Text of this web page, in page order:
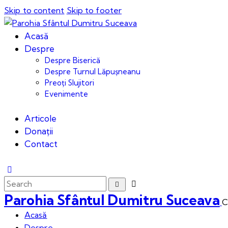
Skip to content Skip to footer
Acasă
Despre
Despre Biserică
Despre Turnul Lăpușneanu
Preoți Slujitori
Evenimente
Articole
Donații
Contact
Parohia Sfântul Dumitru Suceava
Acasă